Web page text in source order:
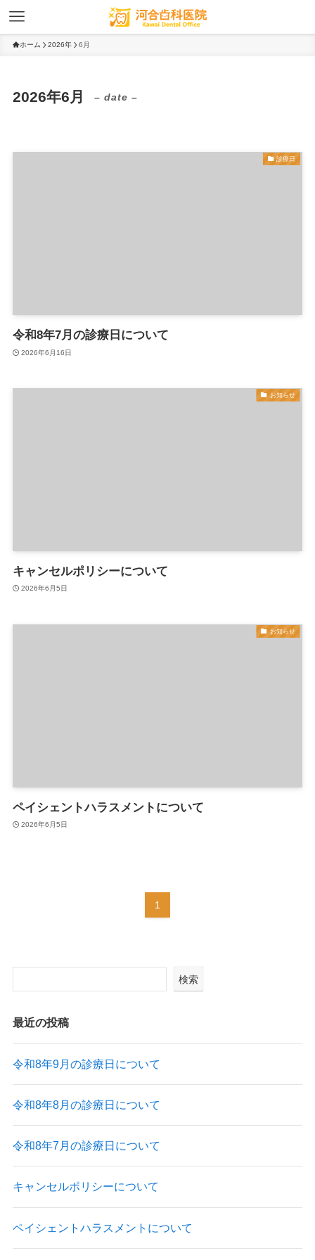
ホーム 2026年 6月
2026年6月 – date –
診療日
令和8年7月の診療日について
2026年6月16日
お知らせ
キャンセルポリシーについて
2026年6月5日
お知らせ
ペイシェントハラスメントについて
2026年6月5日
1
検索
最近の投稿
令和8年9月の診療日について
令和8年8月の診療日について
令和8年7月の診療日について
キャンセルポリシーについて
ペイシェントハラスメントについて